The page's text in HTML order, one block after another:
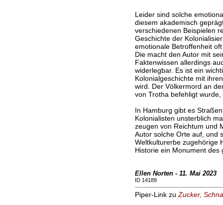
Leider sind solche
diesem akademisch
verschiedenen Beispielen
Geschichte der
emotionale Betroffenheit
Die macht den Autor mit
Faktenwissen allerdings
widerlegbar. Es ist ein
Kolonialgeschichte mit
wird. Der Völkermord an
von Trotha befehligt
In Hamburg gibt es
Kolonialisten unsterblich
zeugen von Reichtum und
Autor solche Orte auf, und
Weltkulturerbe zugehörige
Historie ein Monument des
Ellen Norten - 11. Mai 2023
ID 14189
Piper-Link zuZucker,